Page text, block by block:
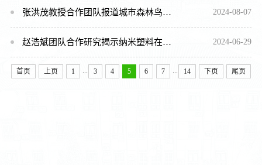
张洪茂教授合作团队报道城市森林鸟类多样性存在斑块面积小岛屿效应和非单调性 2024-08-07
赵浩斌团队合作研究揭示纳米塑料在斑马鱼胚胎发育过程中的神经系统特异性分布 2024-06-29
首页 上页 1 3 4 5 6 7 14 下页 尾页